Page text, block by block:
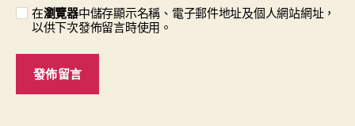
在瀏覽器中儲存顯示名稱、電子郵件地址及個人網站網址，
以供下次發佈留言時使用。